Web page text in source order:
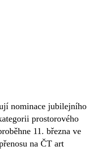
nominace jubilejního
prostorového
11. března ve
na ČT art